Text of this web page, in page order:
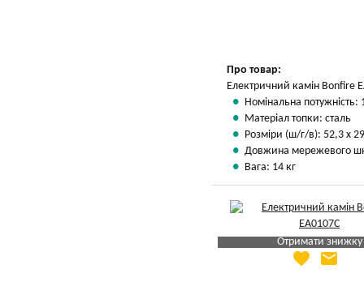
Про товар:
Електричний камін Bonfire
Номінальна потужність:
Матеріал топки: сталь
Розміри (ш/г/в): 52,3 х
Довжина мережевого
Вага: 14 кг
Отримати знижку
Яка Ваша ціна
favorite email